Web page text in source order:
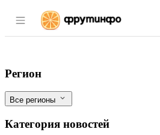
Раздел навигации по
«Ресурс» увеличит
Фильтры
Регион
Все регионы
Категория новостей